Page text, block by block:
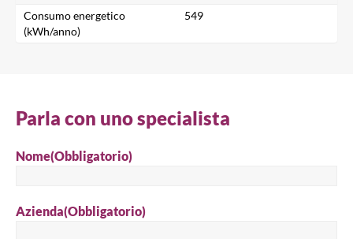
Consumo energetico
(kWh/anno)
549
Parla con uno specialista
Nome(Obbligatorio)
Azienda(Obbligatorio)